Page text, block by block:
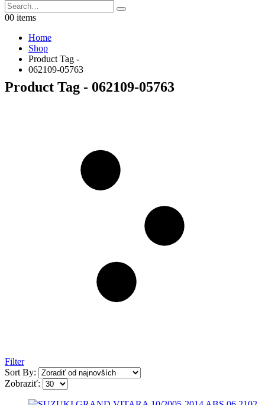
00 items
Home
Shop
Product Tag -
062109-05763
Product Tag - 062109-05763
Filter
Sort By:
Zobraziť: